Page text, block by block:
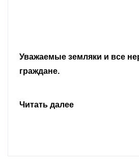
Уважаемые земляки и все
граждане.
Читать далее